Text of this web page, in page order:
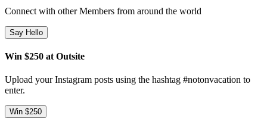
Connect with other Members from around the world
Say Hello
Win $250 at Outsite
Upload your Instagram posts using the hashtag #notonvacation to
enter.
Win $250